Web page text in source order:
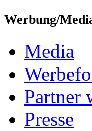
Werbung/
Media
Partner
Presse